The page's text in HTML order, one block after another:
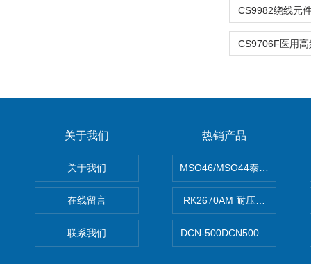
关于我们
关于我们
在线留言
联系我们
热销产品
MSO46/MSO44泰克
RK2670AM 耐压测试仪
DCN-500DCN500资料收集器